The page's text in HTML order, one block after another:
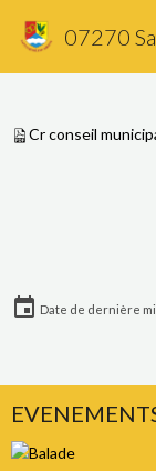
07270
Cr conseil
Date de dernière